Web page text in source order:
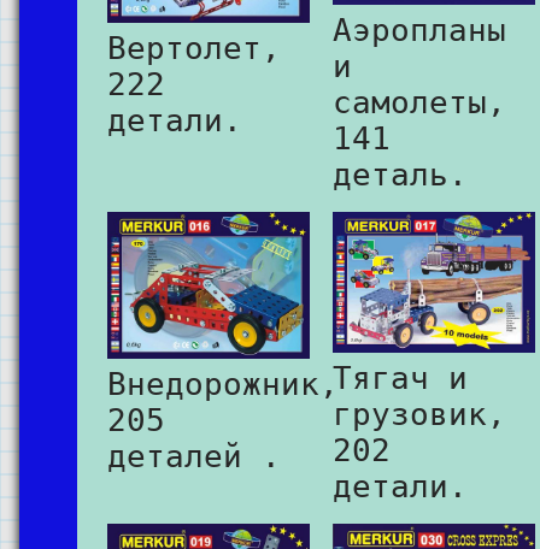
Вертолет,
222
детали.
Аэропланы
и
самолеты,
141
деталь.
Внедорожник,
205
деталей .
Тягач и
грузовик,
202
детали.